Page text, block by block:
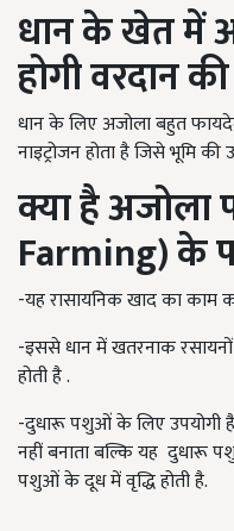
धान के खेत में
होगी वरदान
धान के लिए अजोला बहुत
नाइट्रोजन होता है जिसे भूमि की
क्या है अजोला
Farming)के
-यह रासायनिक खाद का काम
-इससे धान में खतरनाक
होती है .
-दुधारू पशुओं के लिए उपयोगी है.
नहीं बनाता बल्कि यह दुधारू
पशुओं के दूध में वृद्धि होती है.